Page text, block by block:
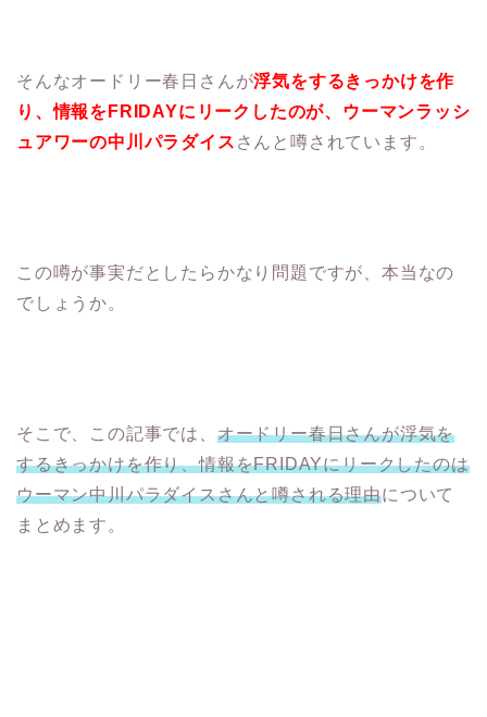
そんなオードリー春日さんが浮気をするきっかけを作
り、情報をFRIDAYにリークしたのが、ウーマンラッシ
ュアワーの中川パラダイス さんと噂されています。
この噂が事実だとしたらかなり問題ですが、本当なの
でしょうか。
そこで、この記事では、 オードリー春日さんが浮気を
するきっかけを作り、情報をFRIDAYにリークしたのは
ウーマン中川パラダイスさんと噂される理由について
まとめます。